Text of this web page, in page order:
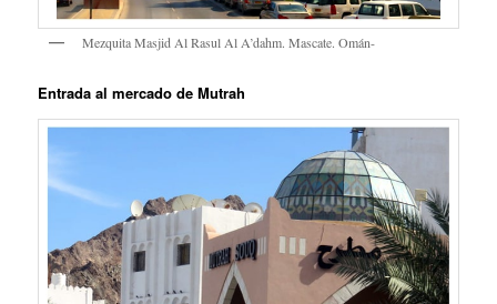
Mezquita Masjid Al Rasul Al A’dahm. Mascate. Omán-
Entrada al mercado de Mutrah